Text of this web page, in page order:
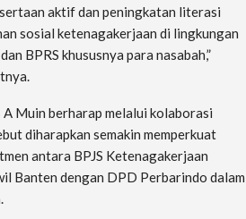
aktif dan peningkatan literasi
sosial ketenagakerjaan di lingkungan
BPRS khususnya para nasabah,”
A Muin berharap melalui kolaborasi
diharapkan semakin memperkuat
antara BPJS Ketenagakerjaan
Banten dengan DPD Perbarindo dalam